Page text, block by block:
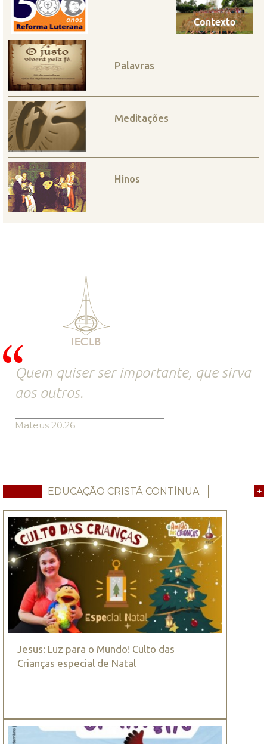
Palavras
Meditações
Hinos
Quem quiser ser importante, que sirva
aos outros.
Mateus 20.26
EDUCAÇÃO CRISTÃ CONTÍNUA +
Jesus: Luz para o Mundo! Culto das
Crianças especial de Natal